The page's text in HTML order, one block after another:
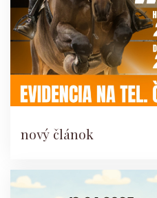
nový článok